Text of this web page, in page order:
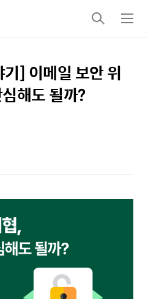
검
색
메
뉴
] 이메일 보안 위
해도 될까?